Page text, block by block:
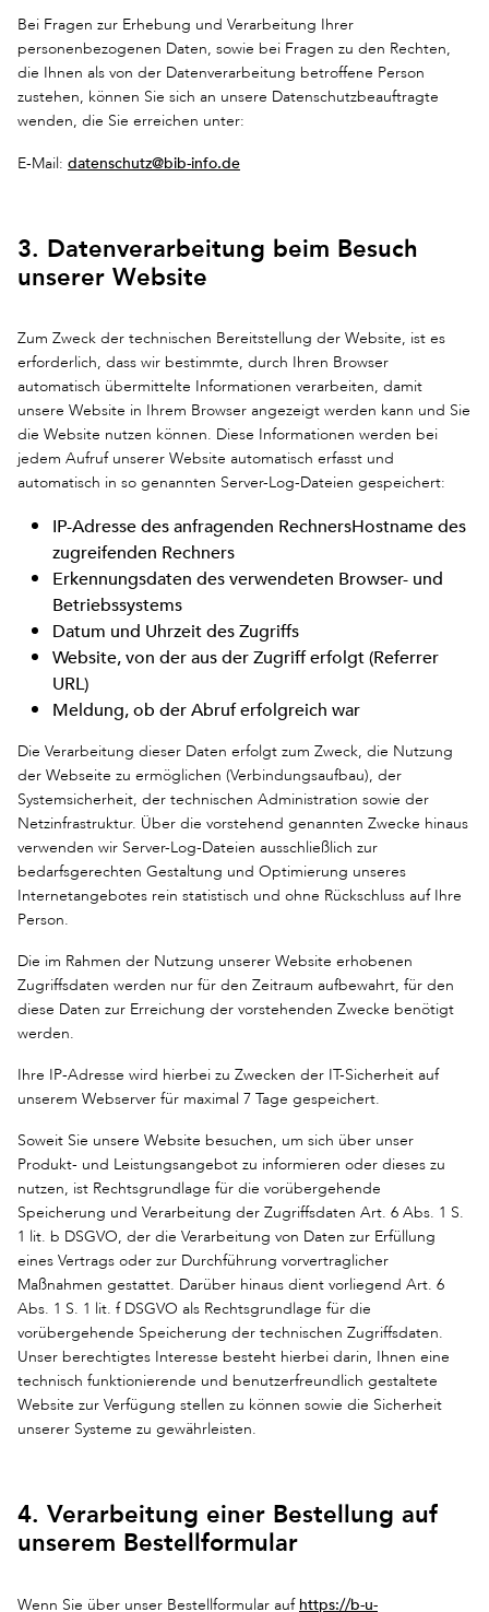
Bei Fragen zur Erhebung und Verarbeitung Ihrer
personenbezogenen Daten, sowie bei Fragen zu den Rechten,
die Ihnen als von der Datenverarbeitung betroffene Person
zustehen, können Sie sich an unsere Datenschutzbeauftragte
wenden, die Sie erreichen unter:
E-Mail: datenschutz@bib-info.de
3. Datenverarbeitung beim Besuch
unserer Website
Zum Zweck der technischen Bereitstellung der Website, ist es
erforderlich, dass wir bestimmte, durch Ihren Browser
automatisch übermittelte Informationen verarbeiten, damit
unsere Website in Ihrem Browser angezeigt werden kann und Sie
die Website nutzen können. Diese Informationen werden bei
jedem Aufruf unserer Website automatisch erfasst und
automatisch in so genannten Server-Log-Dateien gespeichert:
IP-Adresse des anfragenden RechnersHostname des
zugreifenden Rechners
Erkennungsdaten des verwendeten Browser- und
Betriebssystems
Datum und Uhrzeit des Zugriffs
Website, von der aus der Zugriff erfolgt (Referrer
URL)
Meldung, ob der Abruf erfolgreich war
Die Verarbeitung dieser Daten erfolgt zum Zweck, die Nutzung
der Webseite zu ermöglichen (Verbindungsaufbau), der
Systemsicherheit, der technischen Administration sowie der
Netzinfrastruktur. Über die vorstehend genannten Zwecke hinaus
verwenden wir Server-Log-Dateien ausschließlich zur
bedarfsgerechten Gestaltung und Optimierung unseres
Internetangebotes rein statistisch und ohne Rückschluss auf Ihre
Person.
Die im Rahmen der Nutzung unserer Website erhobenen
Zugriffsdaten werden nur für den Zeitraum aufbewahrt, für den
diese Daten zur Erreichung der vorstehenden Zwecke benötigt
werden.
Ihre IP-Adresse wird hierbei zu Zwecken der IT-Sicherheit auf
unserem Webserver für maximal 7 Tage gespeichert.
Soweit Sie unsere Website besuchen, um sich über unser
Produkt- und Leistungsangebot zu informieren oder dieses zu
nutzen, ist Rechtsgrundlage für die vorübergehende
Speicherung und Verarbeitung der Zugriffsdaten Art. 6 Abs. 1 S.
1 lit. b DSGVO, der die Verarbeitung von Daten zur Erfüllung
eines Vertrags oder zur Durchführung vorvertraglicher
Maßnahmen gestattet. Darüber hinaus dient vorliegend Art. 6
Abs. 1 S. 1 lit. f DSGVO als Rechtsgrundlage für die
vorübergehende Speicherung der technischen Zugriffsdaten.
Unser berechtigtes Interesse besteht hierbei darin, Ihnen eine
technisch funktionierende und benutzerfreundlich gestaltete
Website zur Verfügung stellen zu können sowie die Sicherheit
unserer Systeme zu gewährleisten.
4. Verarbeitung einer Bestellung auf
unserem Bestellformular
Wenn Sie über unser Bestellformular auf https://b-u-